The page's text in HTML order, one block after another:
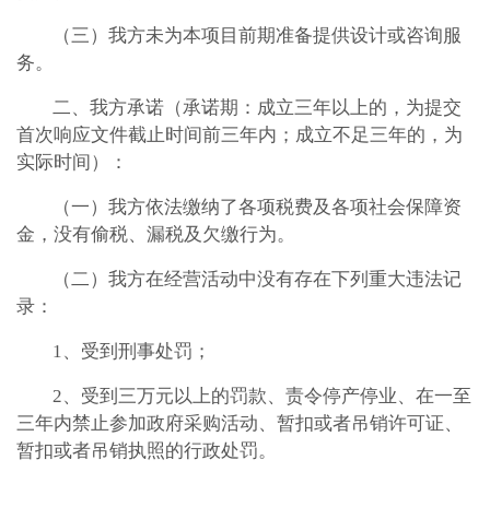
（三）我方未为本项目前期准备提供设计或咨询服
务。
二、我方承诺（承诺期：成立三年以上的，为提交
首次响应文件截止时间前三年内；成立不足三年的，为
实际时间）：
（一）我方依法缴纳了各项税费及各项社会保障资
金，没有偷税、漏税及欠缴行为。
（二）我方在经营活动中没有存在下列重大违法记
录：
1、受到刑事处罚；
2、受到三万元以上的罚款、责令停产停业、在一至
三年内禁止参加政府采购活动、暂扣或者吊销许可证、
暂扣或者吊销执照的行政处罚。